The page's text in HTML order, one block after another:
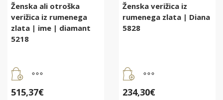
Ženska ali otroška
verižica iz rumenega
zlata | ime | diamant
5218
515,37€
Ženska verižica iz
rumenega zlata | Diana
5828
234,30€